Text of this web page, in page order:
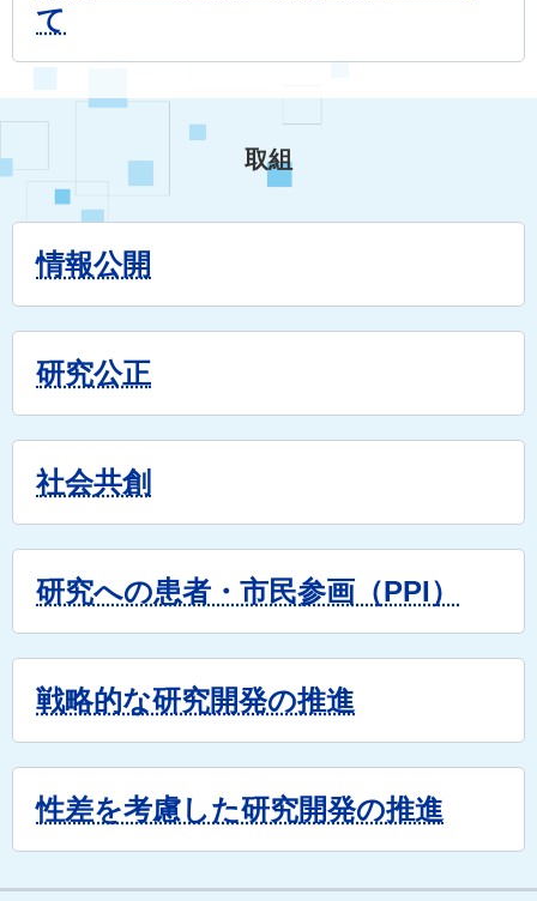
て
取組
情報公開
研究公正
社会共創
研究への患者・市民参画（PPI）
戦略的な研究開発の推進
性差を考慮した研究開発の推進